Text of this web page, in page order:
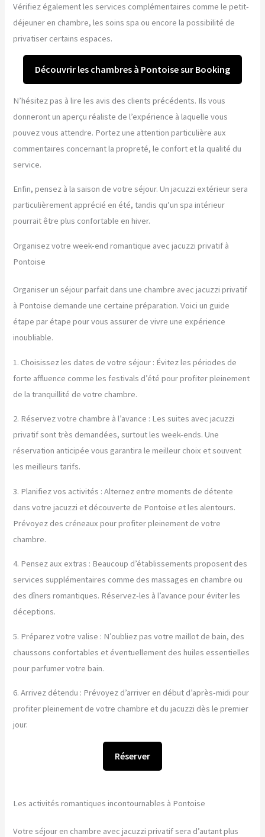
Vérifiez également les services complémentaires comme le petit-
déjeuner en chambre, les soins spa ou encore la possibilité de
privatiser certains espaces.
Découvrir les chambres à Pontoise sur Booking
N’hésitez pas à lire les avis des clients précédents. Ils vous
donneront un aperçu réaliste de l’expérience à laquelle vous
pouvez vous attendre. Portez une attention particulière aux
commentaires concernant la propreté, le confort et la qualité du
service.
Enfin, pensez à la saison de votre séjour. Un jacuzzi extérieur sera
particulièrement apprécié en été, tandis qu’un spa intérieur
pourrait être plus confortable en hiver.
Organisez votre week-end romantique avec jacuzzi privatif à
Pontoise
Organiser un séjour parfait dans une chambre avec jacuzzi privatif
à Pontoise demande une certaine préparation. Voici un guide
étape par étape pour vous assurer de vivre une expérience
inoubliable.
1. Choisissez les dates de votre séjour : Évitez les périodes de
forte affluence comme les festivals d’été pour profiter pleinement
de la tranquillité de votre chambre.
2. Réservez votre chambre à l’avance : Les suites avec jacuzzi
privatif sont très demandées, surtout les week-ends. Une
réservation anticipée vous garantira le meilleur choix et souvent
les meilleurs tarifs.
3. Planifiez vos activités : Alternez entre moments de détente
dans votre jacuzzi et découverte de Pontoise et les alentours.
Prévoyez des créneaux pour profiter pleinement de votre
chambre.
4. Pensez aux extras : Beaucoup d’établissements proposent des
services supplémentaires comme des massages en chambre ou
des dîners romantiques. Réservez-les à l’avance pour éviter les
déceptions.
5. Préparez votre valise : N’oubliez pas votre maillot de bain, des
chaussons confortables et éventuellement des huiles essentielles
pour parfumer votre bain.
6. Arrivez détendu : Prévoyez d’arriver en début d’après-midi pour
profiter pleinement de votre chambre et du jacuzzi dès le premier
jour.
Réserver
Les activités romantiques incontournables à Pontoise
Votre séjour en chambre avec jacuzzi privatif sera d’autant plus